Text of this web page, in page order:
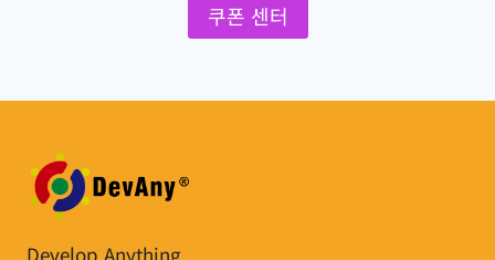
쿠폰 센터
Develop Anything